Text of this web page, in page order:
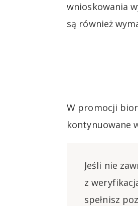
wnioskowania
są również
W promocji
kontynuowane
Jeśli nie
z
spełnisz